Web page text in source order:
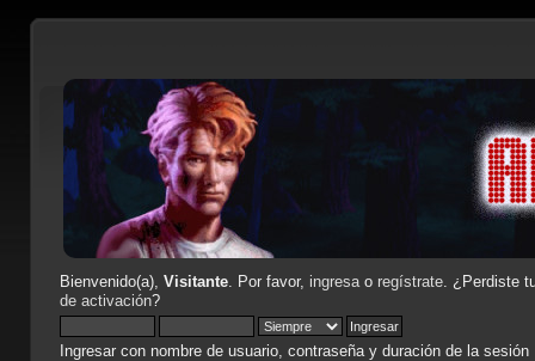
Bienvenido(a), Visitante. Por favor, ingresao regístrate. ¿Perdiste
de activación?
Ingresar con nombre de usuario, contraseña y duración de la sesión